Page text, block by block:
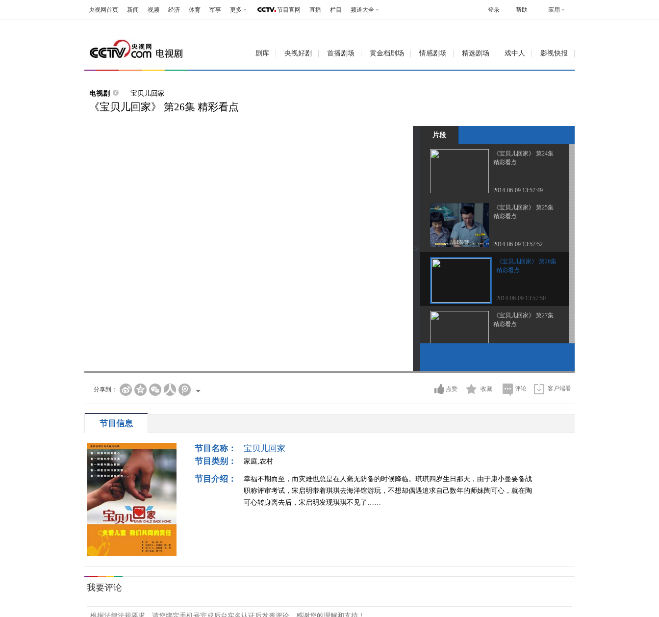
央视网首页 新闻 视频 经济 体育 军事 更多 节目官网 直播 栏目 频道大全 帮助 应用
登录
剧库 央视好剧 首播剧场 黄金档剧场 情感剧场 精选剧场 戏中人 影视快报
电视剧 宝贝儿回家
《宝贝儿回家》 第26集 精彩看点
片段
精彩看点
《宝贝儿回家》 第24集
精彩看点
2014-06-09 13:57:49
《宝贝儿回家》 第25集
精彩看点
2014-06-09 13:57:52
《宝贝儿回家》 第26集
精彩看点
2014-06-09 13:57:50
《宝贝儿回家》 第27集
精彩看点
2014-06-09 22:15:09
精彩看点
《宝贝儿回家》 第30集
精彩看点
2014-06-11 05:27:21
分享到： 点赞 收藏 评论 客户端看
节目信息
节目名称：
宝贝儿回家
节目类别：
家庭,农村
节目介绍：
幸福不期而至，而灾难也总是在人毫无防备的时候降临。琪琪四岁生日那天，由于康小曼要备战
职称评审考试，宋启明带着琪琪去海洋馆游玩，不想却偶遇追求自己数年的师妹陶可心，就在陶
可心转身离去后，宋启明发现琪琪不见了……